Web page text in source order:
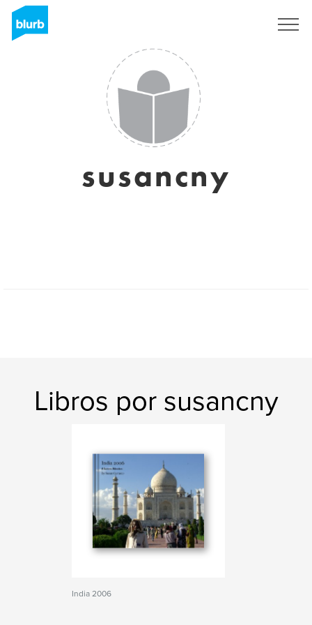
susancny
Libros por susancny
India 2006